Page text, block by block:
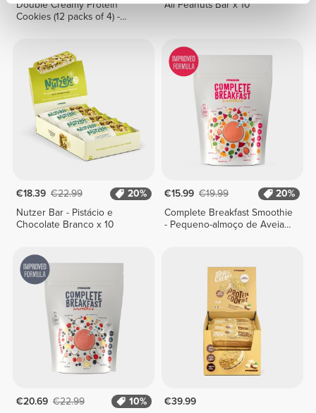
Double Creamy Protein
Cookies (12 packs of 4) -
All Peanuts Bar x 10
€18.39 €22.99
20%
Nutzer Bar - Pistácio e
Chocolate Branco x 10
€15.99 €19.99
20%
Complete Breakfast Smoothie
- Pequeno-almoço de Aveia e
€20.69 €22.99
10%
€39.99